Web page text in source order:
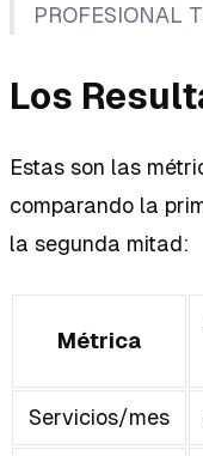
PROFESIONAL
Los
Estas son las
comparando la
la segunda mitad:
Métrica
Servicios/mes